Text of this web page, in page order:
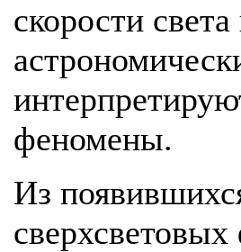
скорости
феномены.
Из